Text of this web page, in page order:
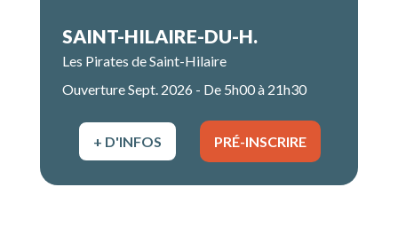
SAINT-HILAIRE-DU-H.
Les Pirates de Saint-Hilaire
Ouverture Sept. 2026 - De 5h00 à 21h30
+ D'INFOS PRÉ-INSCRIRE